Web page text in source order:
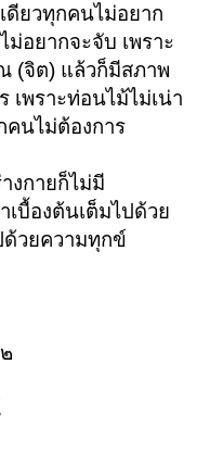
ดียวทุกคนไม่อยาก
ม่อยากจะจับ เพราะ
(จิต) แล้วก็มีสภาพ
เพราะท่อนไม้ไม่เน่า
คนไม่ต้องการ
งกายก็ไม่มี
เบื้องต้นเต็มไปด้วย
วยความทุกข์